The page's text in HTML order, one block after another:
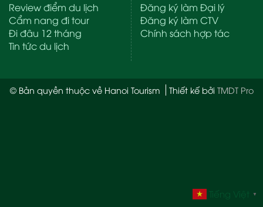
Review điểm du lịch
Cẩm nang đi tour
Đi đâu 12 tháng
Tin tức du lịch
Đăng ký làm Đại lý
Đăng ký làm CTV
Chính sách hợp tác
© Bản quyền thuộc về Hanoi Tourism Thiết kế bởi TMDT Pro
Tiếng Việt ▼